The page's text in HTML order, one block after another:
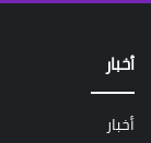
أخبار
أخبار